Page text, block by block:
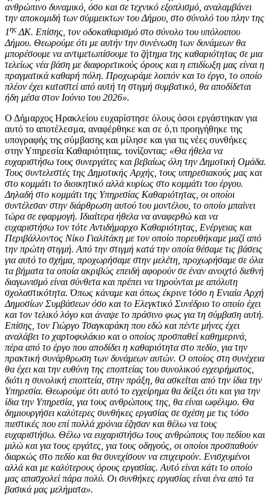
ανθρώπινο δυναμικό, όσο και σε τεχνικό εξοπλισμό, αναλαμβάνει
την αποκομιδή των σύμμεικτων του Δήμου, στο σύνολό του πλην της
1ηςΔΚ. Επίσης, τον οδοκαθαρισμό στο σύνολο του υπόλοιπου
Δήμου. Θεωρούμε ότι με αυτήν την συνένωση των δυνάμεων θα
μπορέσουμε να αντιμετωπίσουμε το ζήτημα της καθαριότητας σε μια
τελείως νέα βάση με διαφορετικούς όρους και η επιδίωξη μας είναι η
πραγματικά καθαρή πόλη. Προχωράμε λοιπόν και το έργο, το οποίο
πλέον έχει καταστεί από αυτή τη στιγμή συμβατικό, θα αποδίδεται
ήδη μέσα στον Ιούνιο του 2026».
Ο Δήμαρχος Ηρακλείου ευχαρίστησε όλους όσοι εργάστηκαν για
αυτό το αποτέλεσμα, αναφέρθηκε και σε ό,τι προηγήθηκε της
υπογραφής της σύμβασης και μίλησε και για τις νέες συνθήκες
στην Υπηρεσία Καθαριότητας, τονίζοντας: «Θα ήθελα να
ευχαριστήσω τους συνεργάτες και βεβαίως όλη την Δημοτική Ομάδα.
Τους συντελεστές της Δημοτικής Αρχής, τους υπηρεσιακούς μας και
στο κομμάτι το διοικητικό αλλά κυρίως στο κομμάτι του έργου.
Δηλαδή στο κομμάτι της Υπηρεσίας Καθαριότητας, οι οποίοι
συντέλεσαν στην διάρθρωση αυτού του μοντέλου, το οποίο μπαίνει
τώρα σε εφαρμογή. Ιδιαίτερα ήθελα να αναφερθώ και να
ευχαριστήσω τον τότε Αντιδήμαρχο Καθαριότητας, Ενέργειας και
Περιβάλλοντος Νίκο Γιαλiτάκη με τον οποίο πορευθήκαμε μαζί από
την πρώτη στιγμή. Από την στιγμή κατά την οποία θέσαμε τις βάσεις
για αυτό το σχήμα, προχωρήσαμε στην μελέτη, προχωρήσαμε σε όλα
τα βήματα τα οποία ακριβώς επειδή αφορούν σε έναν ανοιχτό διεθνή
διαγωνισμό είναι σύνθετα και πρέπει να τηρούνται με απόλυτη
σχολαστικότητα. Όπως κάναμε και όπως έκρινε τόσο η Ενιαία Αρχή
Δημοσίων Συμβάσεων όσο και το Ελεγκτικό Συνέδριο το οποίο έχει
και τον τελικό λόγο και άναψε το πράσινο φως για τη σύμβαση αυτή.
Επίσης, τον Γιώργο Τσαγκαράκη που εδώ και πέντε μήνες έχει
αναλάβει το χαρτοφυλάκιο και ο οποίος προσπαθεί καθημερινά,
πέρα από το έργο που αποδίδει η καθαριότητα στο πεδίο, για την
πρακτική συνάρθρωση των δυνάμεων αυτών. Ο οποίος στη συνέχεια
θα έχει και την ευθύνη της εποπτείας του συνολικού εγχειρήματος,
διότι η συνολική εποπτεία, στην πράξη, θα ασκείται από την ίδια την
Υπηρεσία. Θεωρούμε ότι αυτό το εγχείρημα θα δείξει ότι και για την
ίδια την Υπηρεσία, για τους ανθρώπους της, θα είναι ωφέλιμο. Θα
δημιουργήσει καλύτερες συνθήκες εργασίας σε σχέση με τις τόσο
πιεστικές που επί πολλά χρόνια έζησαν και θέλω να τους
ευχαριστήσω. Θέλω να ευχαριστήσω τους ανθρώπους του πεδίου και
μιλώ και για τους εργάτες, για τους οδηγούς, οι οποίοι προσπαθούν
διαρκώς στο πεδίο και θα συνεχίσουν να επιχειρούν. Ενισχυμένοι
αλλά και με καλύτερους όρους εργασίας. Αυτό είναι κάτι το οποίο
μας απασχολεί πάρα πολύ. Οι συνθήκες εργασίας είναι ένα από τα
βασικά μας μελήματα».